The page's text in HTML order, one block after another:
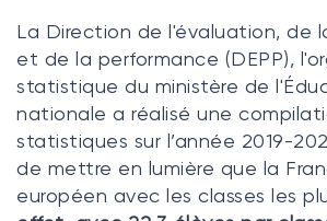
La Direction de l'évaluation, de
et de la performance (DEPP),
statistique du ministère de
nationale a réalisé une
statistiques sur l’année 2019-
de mettre en lumière que la
européen avec les classes les